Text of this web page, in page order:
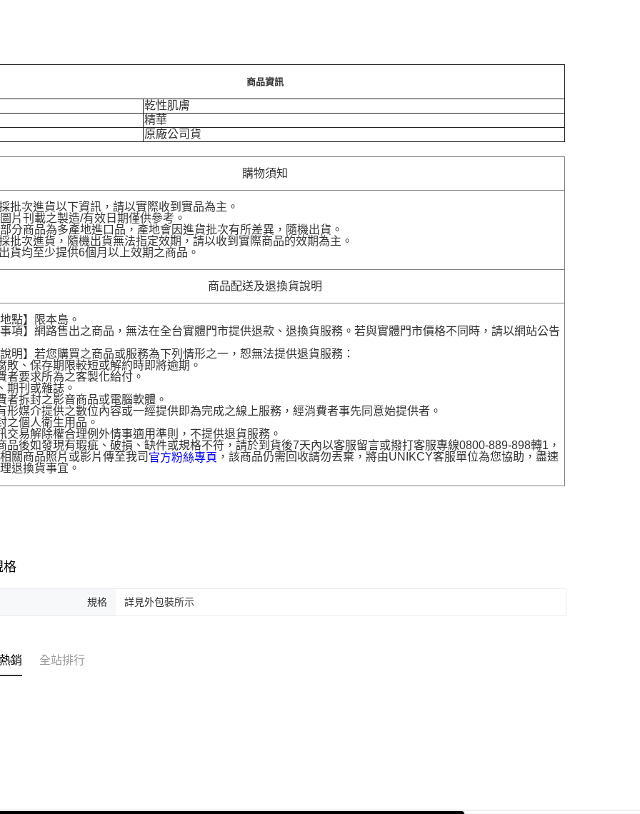
商品資訊
乾性肌膚
精華
原廠公司貨
購物須知
批次進貨以下資訊，請以實際收到實品為主。
刊載之製造/有效日期僅供參考。
商品為多產地進口品，產地會因進貨批次有所差異，隨機出貨。
批次進貨，隨機出貨無法指定效期，請以收到實際商品的效期為主。
貨均至少提供6個月以上效期之商品。
商品配送及退換貨說明
點】限本島。
項】網路售出之商品，無法在全台實體門市提供退款、退換貨服務。若與實體門市價格不同時，請以網站公告
明】若您購買之商品或服務為下列情形之一，恕無法提供退貨服務：
敗、保存期限較短或解約時即將逾期。
者要求所為之客製化給付。
期刊或雜誌。
者拆封之影音商品或電腦軟體。
形媒介提供之數位內容或一經提供即為完成之線上服務，經消費者事先同意始提供者。
之個人衛生用品。
交易解除權合理例外情事適用準則，不提供退貨服務。
品後如發現有瑕疵、破損、缺件或規格不符，請於到貨後7天內以客服留言或撥打客服專線0800-889-898轉1，
關商品照片或影片傳至我司 官方粉絲專頁 ，該商品仍需回收請勿丟棄，將由UNIKCY客服單位為您協助，盡速
退換貨事宜。
格
規格 詳見外包裝所示
銷 全站排行